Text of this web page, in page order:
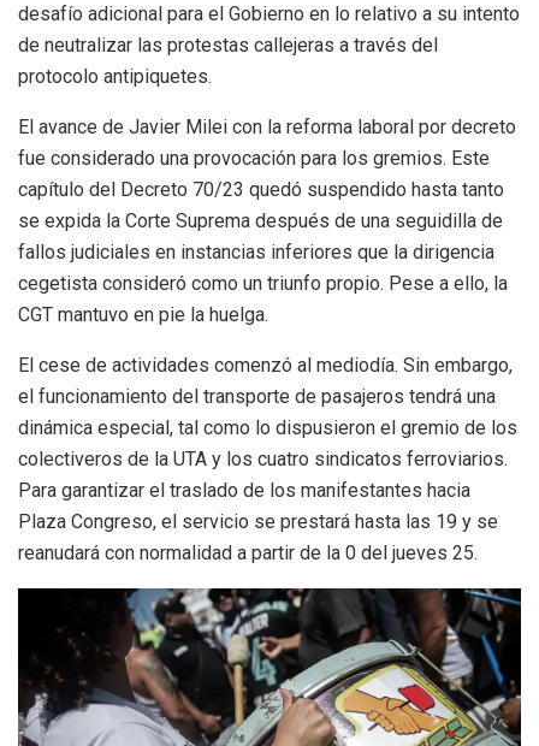
desafío adicional para el Gobierno en lo relativo a su intento
de neutralizar las protestas callejeras a través del
protocolo antipiquetes.
El avance de Javier Milei con la reforma laboral por decreto
fue considerado una provocación para los gremios. Este
capítulo del Decreto 70/23 quedó suspendido hasta tanto
se expida la Corte Suprema después de una seguidilla de
fallos judiciales en instancias inferiores que la dirigencia
cegetista consideró como un triunfo propio. Pese a ello, la
CGT mantuvo en pie la huelga.
El cese de actividades comenzó al mediodía. Sin embargo,
el funcionamiento del transporte de pasajeros tendrá una
dinámica especial, tal como lo dispusieron el gremio de los
colectiveros de la UTA y los cuatro sindicatos ferroviarios.
Para garantizar el traslado de los manifestantes hacia
Plaza Congreso, el servicio se prestará hasta las 19 y se
reanudará con normalidad a partir de la 0 del jueves 25.